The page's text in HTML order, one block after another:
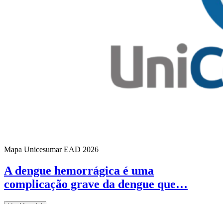
Mapa Unicesumar EAD 2026
A dengue hemorrágica é uma
complicação grave da dengue que…